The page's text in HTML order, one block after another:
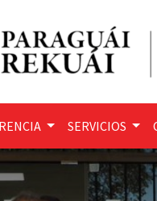
SERVICIOS